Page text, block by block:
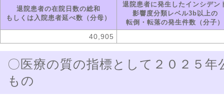
退院患者の在院日数の総和
もしくは入院患者延べ数（分母）
退院患者に発生したインシデン
影響度分類レベル3b以上の
転倒・転落の発生件数（分子）
40,905
〇医療の質の指標として２０２５年
もの